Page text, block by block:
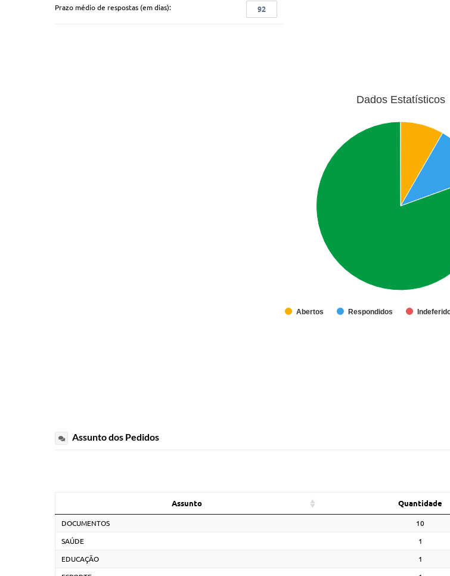
Prazo médio de respostas (em dias): 92
Dados Estatísticos
Abertos Respondidos
Assunto dos Pedidos
Assunto Quantidade
DOCUMENTOS 10
SAÚDE 1
EDUCAÇÃO 1